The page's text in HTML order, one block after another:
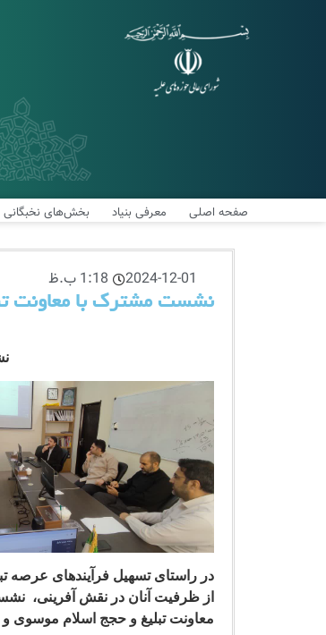
صفحه اصلی معرفی بنیاد بخش‌های نخبگانی
2024-12-01 1:18 ب.ظ
نشست مشترک با معاونت
در راستای تسهیل فرآیندهای عرصه
از ظرفیت آنان در نقش آفرینی،
معاونت تبلیغ و حجج اسلام موسوی